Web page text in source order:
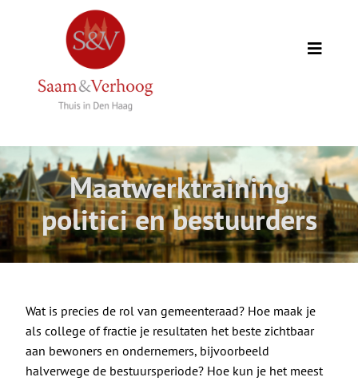
Toggle
Opdrachtgevers
Expertise
Wie we zijn
Academie
De Politieke Coach
Maatwerktraining
politici en bestuurders
Wat is precies de rol van gemeenteraad? Hoe maak je
als college of fractie je resultaten het beste zichtbaar
aan bewoners en ondernemers, bijvoorbeeld
halverwege de bestuursperiode? Hoe kun je het meest